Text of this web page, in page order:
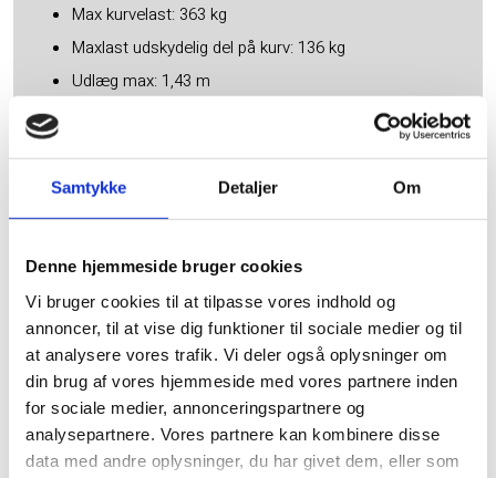
Samtykke Detaljer Om
Denne hjemmeside bruger cookies
Vi bruger cookies til at tilpasse vores indhold og
annoncer, til at vise dig funktioner til sociale medier og til
at analysere vores trafik. Vi deler også oplysninger om
din brug af vores hjemmeside med vores partnere inden
for sociale medier, annonceringspartnere og
analysepartnere. Vores partnere kan kombinere disse
data med andre oplysninger, du har givet dem, eller som
Max kurvelast: 363 kg
Maxlast udskydelig del på kurv: 136 kg
Udlæg max: 1,43 m
Kurvebredde indv.: 1,52 m
Kurvelængde indv.: 2,88 m
Egenvægt: 5,05 ton
Transportlængde: 3,84 m
Transportbredde: 1,76 m
Transporthøjde: 1,97 m med rækværk nede
Højde med rækværk oppe: 2,74 m
Liften har en frihøjde på 24 cm og en stigningsevne